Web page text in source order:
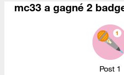
mc33 a gagné 2
Post 1